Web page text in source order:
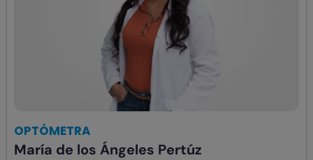
OPTÓMETRA
María de los Ángeles Pertúz